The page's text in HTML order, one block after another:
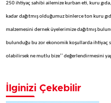
250 ihtiyaç sahibi ailemize kurban eti, kuru
kadar dağıtmış olduğumuz binlerce ton kuru
malzemesini dernek üyelerimize dağıtmış
bulunduğu bu zor ekonomik koşullarda ihtiyaç
olabilirsek ne mutlu bize’’ değerlendirmesini
İlginizi Çekebilir